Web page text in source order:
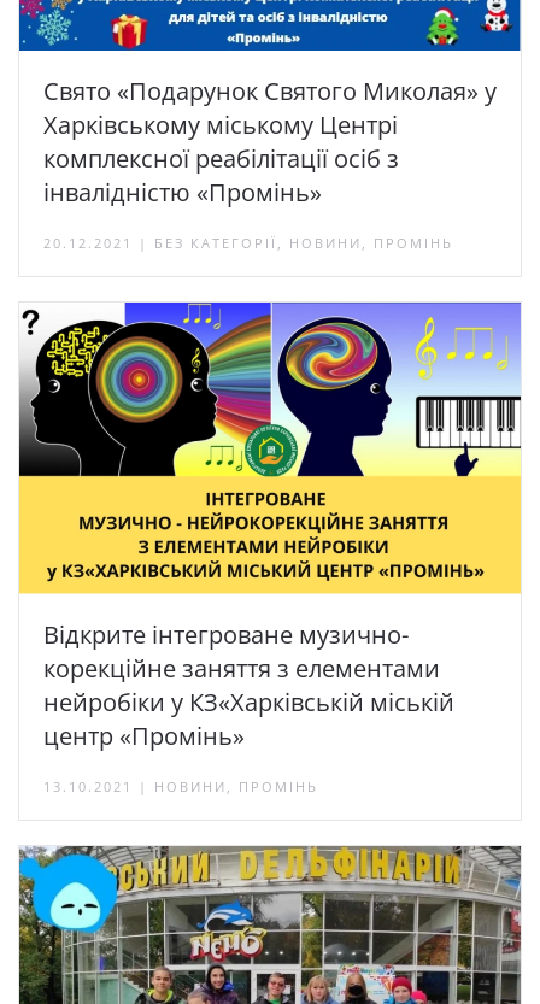
Свято «Подарунок Святого Миколая» у
Харківському міському Центрі
комплексної реабілітації осіб з
інвалідністю «Промінь»
20.12.2021 | БЕЗ КАТЕГОРІЇ, НОВИНИ, ПРОМІНЬ
Відкрите інтегроване музично-
корекційне заняття з елементами
нейробіки у КЗ«Харківській міській
центр «Промінь»
13.10.2021 | НОВИНИ, ПРОМІНЬ